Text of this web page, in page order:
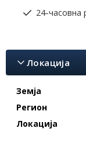
24-часовна
Локација
Земја
Регион
Локација